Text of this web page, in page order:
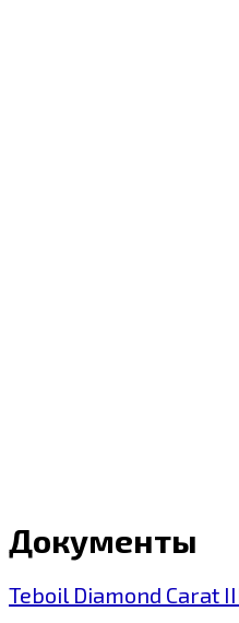
Документы
Teboil Diamond Carat